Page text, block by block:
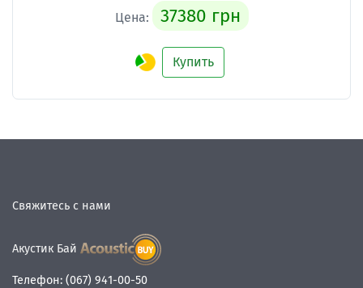
Цена: 37380 грн
Купить
Свяжитесь с нами
Акустик Бай
Телефон: (067) 941-00-50